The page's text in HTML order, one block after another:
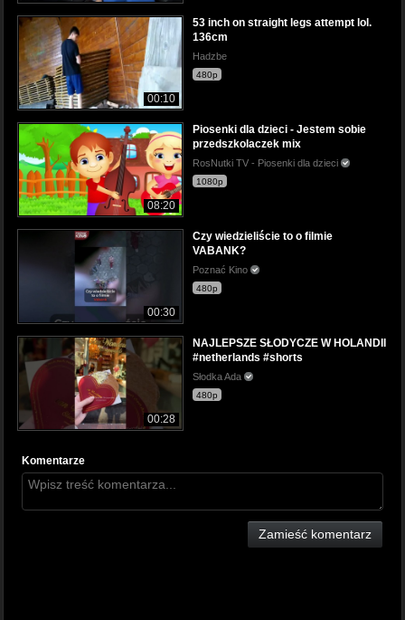
00:10
53 inch on straight legs attempt lol.
136cm
Hadzbe
480p
08:20
Piosenki dla dzieci - Jestem sobie
przedszkolaczek mix
RosNutki TV - Piosenki dla dzieci
1080p
00:30
Czy wiedzieliście to o filmie
VABANK?
Poznać Kino
480p
00:28
NAJLEPSZE SŁODYCZE W HOLANDII
#netherlands #shorts
Słodka Ada
480p
Komentarze
Zamieść komentarz